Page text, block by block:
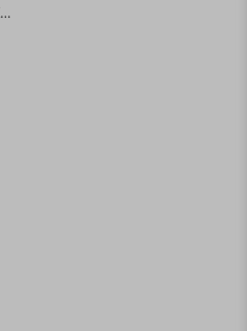
NYME - Faipari Mérnöki Kar